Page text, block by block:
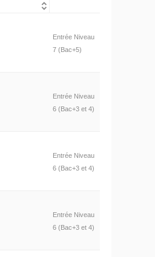
Entrée Niveau
7 (Bac+5)
Entrée Niveau
6 (Bac+3 et 4)
Entrée Niveau
6 (Bac+3 et 4)
Entrée Niveau
6 (Bac+3 et 4)